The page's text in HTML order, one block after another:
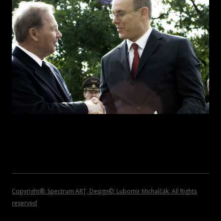
2008
2007
2006
2005
2004
2002 – 1999
POZVÁNKY
Copyright®: Spectrum ART, Design©: Lubomir Michalčák. All Rights
reserved